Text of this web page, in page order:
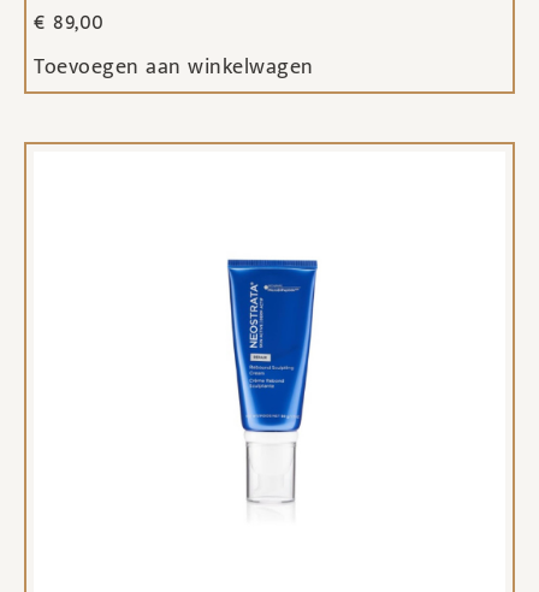
€ 89,00
Toevoegen aan winkelwagen